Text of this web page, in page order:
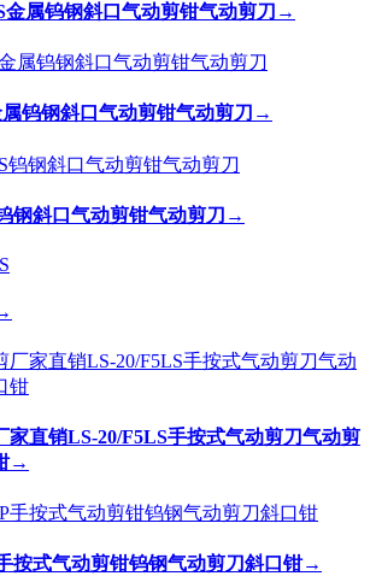
金属钨钢斜口气动剪钳气动剪刀 →
钨钢斜口气动剪钳气动剪刀 →
钢斜口气动剪钳气动剪刀 →
家直销LS-20/F5LS手按式气动剪刀气动剪
→
按式气动剪钳钨钢气动剪刀斜口钳→